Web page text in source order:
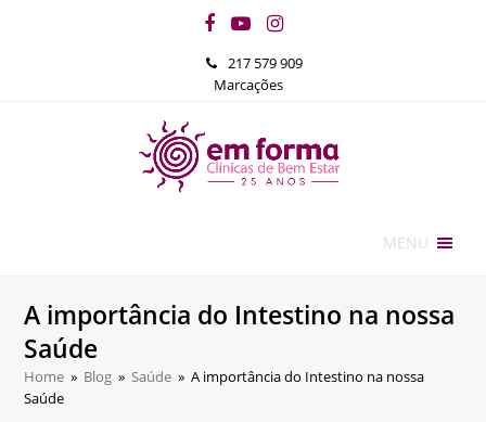
Facebook
YouTubeInstagram
217 579 909
Marcações
MENU
A importância do Intestino na nossa
Saúde
Home » Blog » Saúde » A importância do Intestino na nossa
Saúde